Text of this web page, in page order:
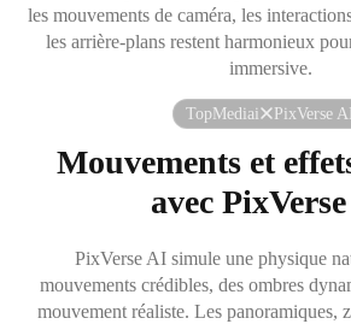
TopMediai PixVerse
les mouvements de caméra, les
les arrière-plans restent harmonieux
immersive.
Mouvements et
avec
PixVerse AI simule une physique
mouvements crédibles, des ombres
mouvement réaliste. Les panoramiques,